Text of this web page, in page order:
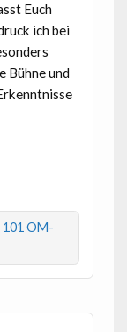
Euch
ich bei
Bühne und
101 OM-